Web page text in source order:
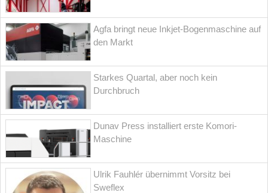
Agfa bringt neue Inkjet-Bogenmaschine auf
den Markt
Starkes Quartal, aber noch kein
Durchbruch
Dunav Press installiert erste Komori-
Maschine
Ulrik Fauhlér übernimmt Vorsitz bei
Sweflex